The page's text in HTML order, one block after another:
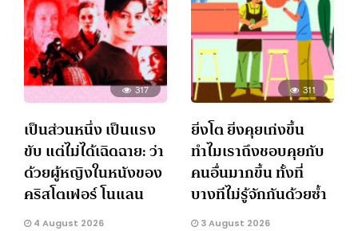
317
เป็นส่วนหนึ่ง เป็นแรง
ขับ แต่ไม่ได้เฉิดฉาย: ว่า
ด้วยผู้หญิงในหนังของ
คริสโตเฟอร์ โนแลน
4 August 2026
311
ยิ่งโต ยิ่งคุยเก่งขึ้น
ทำไมเราถึงชอบคุยกับ
คนอื่นมากขึ้น ทั้งที่
บางทีไม่รู้จักกันด้วยซ้ำ
3 August 2026